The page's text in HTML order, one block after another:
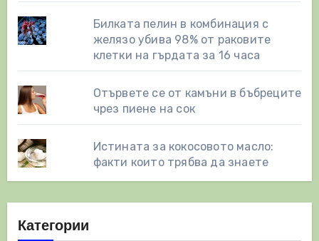
Билката пелин в комбинация с
желязо убива 98% от раковите
клетки на гърдата за 16 часа
Отървете се от камъни в бъбреците
чрез пиене на сок
Истината за кокосовото масло:
факти които трябва да знаете
Категории